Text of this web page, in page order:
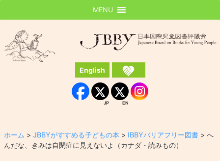
JBBY
English
Facebook
JP
JP
EN
EN Instagram
MENU
ホーム > JBBYがすすめる子どもの本 > IBBYバリアフリー図書> へ
んだな、きみは自閉症に見えないよ（カナダ・読みもの）